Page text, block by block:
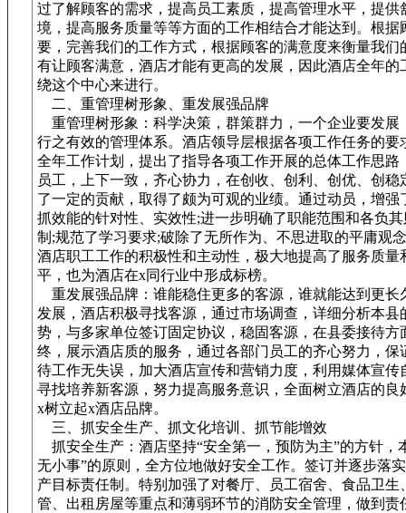
过了解顾客的需求，提高员工素质，提高管理水平，提供
境，提高服务质量等等方面的工作相结合才能达到。根据
要，完善我们的工作方式，根据顾客的满意度来衡量我们
有让顾客满意，酒店才能有更高的发展，因此酒店全年的
绕这个中心来进行。
二、重管理树形象、重发展强品牌
重管理树形象：科学决策，群策群力，一个企业要发展
行之有效的管理体系。酒店领导层根据各项工作任务的要
全年工作计划，提出了指导各项工作开展的总体工作思路
员工，上下一致，齐心协力，在创收、创利、创优、创稳
了一定的贡献，取得了颇为可观的业绩。通过动员，增强
抓效能的针对性、实效性;进一步明确了职能范围和各负
制;规范了学习要求;破除了无所作为、不思进取的平庸观
酒店职工工作的积极性和主动性，极大地提高了服务质量
平，也为酒店在x同行业中形成标榜。
重发展强品牌：谁能稳住更多的客源，谁就能达到更长
发展，酒店积极寻找客源，通过市场调查，详细分析本县
势，与多家单位签订固定协议，稳固客源，在县委接待方
终，展示酒店质的服务，通过各部门员工的齐心努力，保
待工作无失误，加大酒店宣传和营销力度，利用媒体宣传
寻找培养新客源，努力提高服务意识，全面树立酒店的良
x树立起x酒店品牌。
三、抓安全生产、抓文化培训、抓节能增效
抓安全生产：酒店坚持“安全第一，预防为主”的方针，
无小事”的原则，全方位地做好安全工作。签订并逐步落
产目标责任制。特别加强了对餐厅、员工宿舍、食品卫生
管、出租房屋等重点和薄弱环节的消防安全管理，做到责